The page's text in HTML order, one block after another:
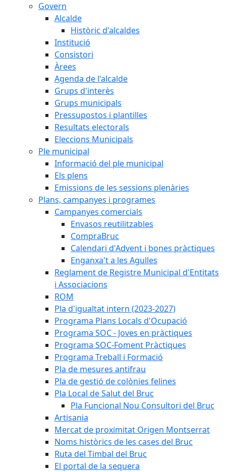
Govern
Alcalde
Històric d'alcaldes
Institució
Consistori
Àrees
Agenda de l'alcalde
Grups d'interès
Grups municipals
Pressupostos i plantilles
Resultats electorals
Eleccions Municipals
Ple municipal
Informació del ple municipal
Els plens
Emissions de les sessions plenàries
Plans, campanyes i programes
Campanyes comercials
Envasos reutilitzables
CompraBruc
Calendari d'Advent i bones pràctiques
Enganxa't a les Agulles
Reglament de Registre Municipal d'Entitats
i Associacions
ROM
Pla d'igualtat intern (2023-2027)
Programa Plans Locals d'Ocupació
Programa SOC - Joves en pràctiques
Programa SOC-Foment Pràctiques
Programa Treball i Formació
Pla de mesures antifrau
Pla de gestió de colònies felines
Pla Local de Salut del Bruc
Pla Funcional Nou Consultori del Bruc
Artisania
Mercat de proximitat Origen Montserrat
Noms històrics de les cases del Bruc
Ruta del Timbal del Bruc
El portal de la sequera